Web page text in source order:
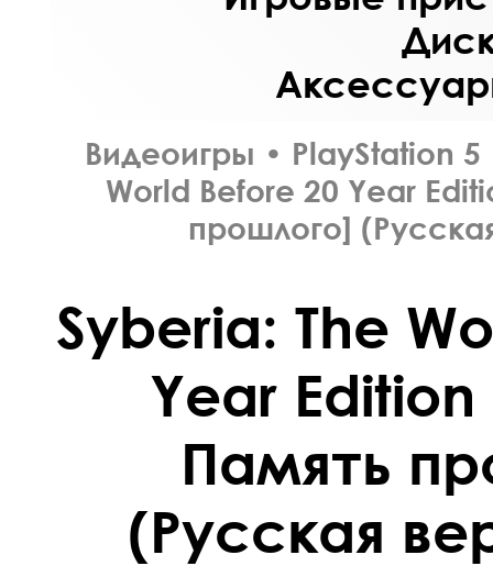
Видеоигры • PlayStation 5
World Before 20 Year
прошлого]
Syberia: The
Year
Память
(Русская